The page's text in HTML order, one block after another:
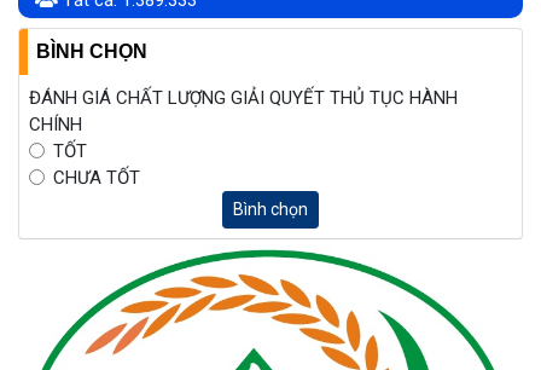
BÌNH CHỌN
ĐÁNH GIÁ CHẤT LƯỢNG GIẢI QUYẾT THỦ TỤC HÀNH
CHÍNH
TỐT
CHƯA TỐT
Bình chọn